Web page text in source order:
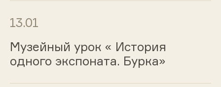
13.01
Музейный урок « История
одного экспоната. Бурка»